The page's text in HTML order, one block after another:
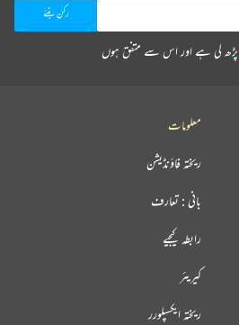
پڑھ لی ہے اور اس سے متفق ہوں
معلومات
ریختہ فاؤنڈیشن
بانی : تعارف
رابطہ کیجیے
کیریئر
ریختہ ایکسپلورر